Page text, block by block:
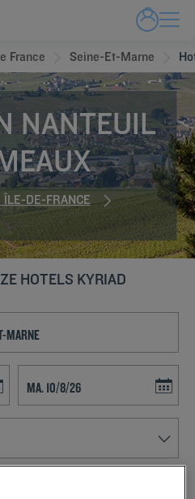
France Seine-Et-Marne
NANTEUIL
DE-FRANCE
HOTELS KYRIAD
HOTEL